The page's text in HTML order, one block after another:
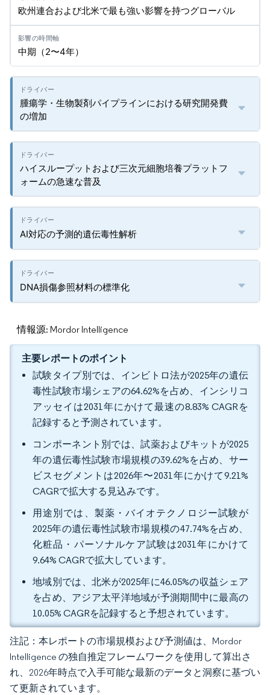
欧州連合および北米で最も強い影響を持つグローバル
中期（2〜4年）
腫瘍学・生物製剤パイプラインにおける研究開発費
の増加
ハイスループットおよび三次元細胞培養プラットフ
ォームの急速な普及
AI対応の予測的遺伝毒性解析
DNA損傷参照材料の標準化
情報源: Mordor Intelligence
主要レポートのポイント
試験タイプ別では、インビトロ法が2025年の遺伝
毒性試験市場シェアの64.62%を占め、インシリコ
アッセイは2031年にかけて最速の8.83% CAGRを
記録すると予測されています。
コンポーネント別では、試薬およびキットが2025
年の遺伝毒性試験市場規模の39.62%を占め、サー
ビスセグメントは2026年〜2031年にかけて9.21%
CAGRで拡大する見込みです。
用途別では、製薬・バイオテクノロジー試験が
2025年の遺伝毒性試験市場規模の47.74%を占め、
化粧品・パーソナルケア試験は2031年にかけて
9.64% CAGRで拡大しています。
地域別では、北米が2025年に46.05%の収益シェア
を占め、アジア太平洋地域が予測期間中に最高の
10.05% CAGRを記録すると予想されています。
注記：本レポートの市場規模および予測値は、Mordor
Intelligence の独自推定フレームワークを使用して算出さ
れ、2026年時点で入手可能な最新のデータと洞察に基づい
て更新されています。